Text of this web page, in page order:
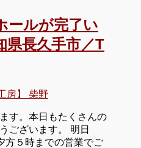
ールが完了い
県長久手市／T
房】 柴野
す。本日もたくさんの
ございます。 明日
方５時までの営業でご